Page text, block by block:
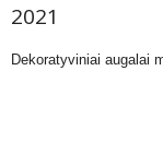
2021
Dekoratyviniai augalai